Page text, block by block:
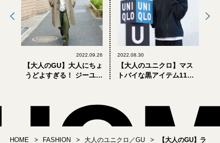
2022.09.26
【大人のGU】大人にちょ
うどよすぎる！ ジーユー
2022.08.30
【大人のユニクロ】マス
トバイな黒アイテム11
HOME FASHION 大人のユニクロ／GU
【大人のGU】ラ